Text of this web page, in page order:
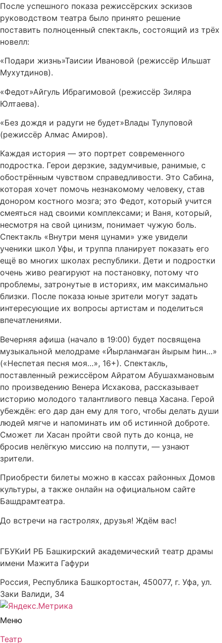
После успешного показа режиссёрских эскизов
руководством театра было принято решение
поставить полноценный спектакль, состоящий из трёх
новелл:
«Подари жизнь»Таисии Ивановой (режиссёр Ильшат
Мухутдинов).
«Федот»Айгуль Ибрагимовой (режиссёр Зиляра
Юлтаева).
«Без дождя и радуги не будет»Влады Тулуповой
(режиссёр Алмас Амиров).
Каждая история — это портрет современного
подростка. Герои дерзкие, задумчивые, ранимые, с
обострённым чувством справедливости. Это Сабина,
которая хочет помочь незнакомому человеку, став
донором костного мозга; это Федот, который учится
смеяться над своими комплексами; и Ваня, который,
несмотря на свой цинизм, понимает чужую боль.
Спектакль «Внутри меня цунами» уже увидели
ученики школ Уфы, и труппа планирует показать его
ещё во многих школах республики. Дети и подростки
очень живо реагируют на постановку, потому что
проблемы, затронутые в историях, им максимально
близки. После показа юные зрители могут задать
интересующие их вопросы артистам и поделиться
впечатлениями.
Вечерняя афиша (начало в 19:00) будет посвящена
музыкальной мелодраме «Йырланмаған йырым һин…»
(«Неспетая песня моя…», 16+). Спектакль,
поставленный режиссёром Айратом Абушахмановым
по произведению Венера Исхакова, рассказывает
историю молодого талантливого певца Хасана. Герой
убеждён: его дар дан ему для того, чтобы делать души
людей мягче и напоминать им об истинной доброте.
Сможет ли Хасан пройти свой путь до конца, не
бросив нелёгкую миссию на полпути, — узнают
зрители.
Приобрести билеты можно в кассах районных Домов
культуры, а также онлайн на официальном сайте
Башдрамтеатра.
До встречи на гастролях, друзья! Ждём вас!
ГБУКиИ РБ Башкирский академический театр драмы
имени Мажита Гафури
Россия, Республика Башкортостан, 450077, г. Уфа, ул.
Заки Валиди, 34
Меню
Театр